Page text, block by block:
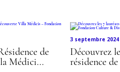
de
Médici...
3 septembre 2024
Découvrez
résidence